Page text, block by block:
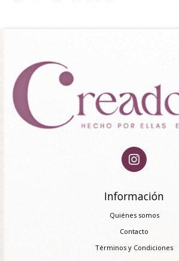
Información
Quiénes somos
Contacto
Términos y Condiciones